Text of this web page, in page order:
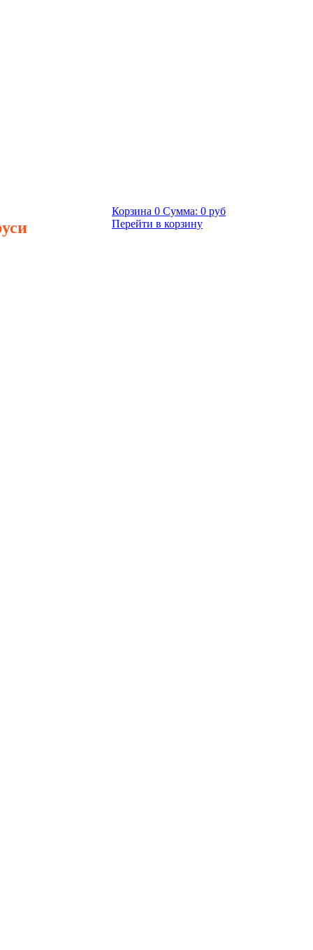
Корзина 0 Сумма: 0 руб
Перейти в корзину